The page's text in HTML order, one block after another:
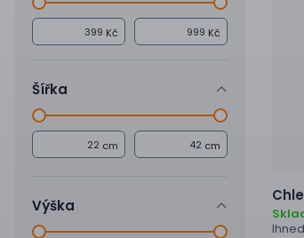
Kč Kč
Šířka
cm cm
Výška